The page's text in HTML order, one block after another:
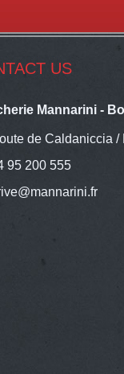
US
Mannarini -
de Caldaniccia /
95 200 555